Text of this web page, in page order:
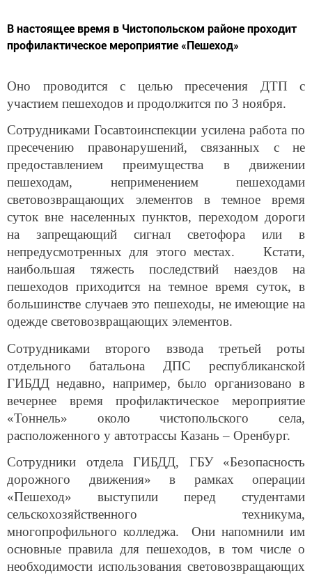
В настоящее время в Чистопольском районе проходит
профилактическое мероприятие «Пешеход»
Оно проводится с целью пресечения ДТП с
участием пешеходов и продолжится по 3 ноября.
Сотрудниками Госавтоинспекции усилена работа по
пресечению правонарушений, связанных с не
предоставлением преимущества в движении
пешеходам, неприменением пешеходами
световозвращающих элементов в темное время
суток вне населенных пунктов, переходом дороги
на запрещающий сигнал светофора или в
непредусмотренных для этого местах. Кстати,
наибольшая тяжесть последствий наездов на
пешеходов приходится на темное время суток, в
большинстве случаев это пешеходы, не имеющие на
одежде световозвращающих элементов.
Сотрудниками второго взвода третьей роты
отдельного батальона ДПС республиканской
ГИБДД недавно, например, было организовано в
вечернее время профилактическое мероприятие
«Тоннель» около чистопольского села,
расположенного у автотрассы Казань – Оренбург.
Сотрудники отдела ГИБДД, ГБУ «Безопасность
дорожного движения» в рамках операции
«Пешеход» выступили перед студентами
сельскохозяйственного техникума,
многопрофильного колледжа. Они напомнили им
основные правила для пешеходов, в том числе о
необходимости использования световозвращающих